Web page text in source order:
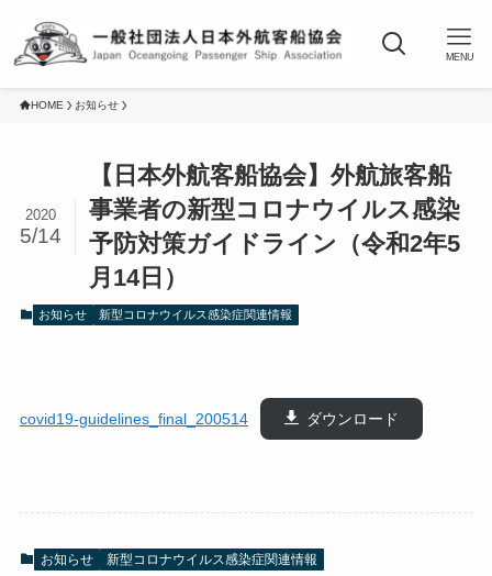
MENU
HOME お知らせ
【日本外航客船協会】外航旅客船
事業者の新型コロナウイルス感染
予防対策ガイドライン（令和2年5
月14日）
2020
5/14
お知らせ 新型コロナウイルス感染症関連情報
covid19-guidelines_final_200514 ダウンロード
お知らせ 新型コロナウイルス感染症関連情報